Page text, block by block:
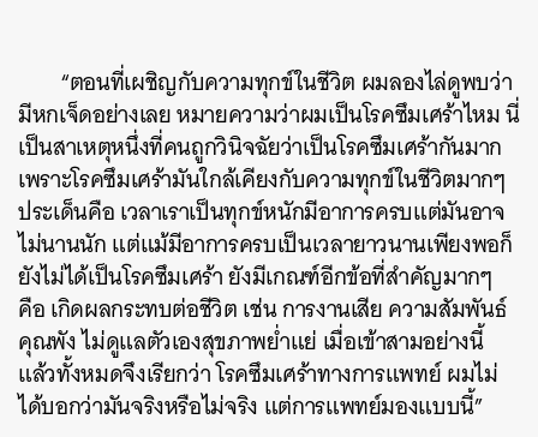
“ตอนที่เผชิญกับความทุกข์ในชีวิต ผมลองไล่ดูพบว่า
มีหกเจ็ดอย่างเลย หมายความว่าผมเป็นโรคซึมเศร้าไหม นี่
เป็นสาเหตุหนึ่งที่คนถูกวินิจฉัยว่าเป็นโรคซึมเศร้ากันมาก
เพราะโรคซึมเศร้ามันใกล้เคียงกับความทุกข์ในชีวิตมากๆ
ประเด็นคือ เวลาเราเป็นทุกข์หนักมีอาการครบแต่มันอาจ
ไม่นานนัก แต่แม้มีอาการครบเป็นเวลายาวนานเพียงพอก็
ยังไม่ได้เป็นโรคซึมเศร้า ยังมีเกณฑ์อีกข้อที่สำคัญมากๆ
คือ เกิดผลกระทบต่อชีวิต เช่น การงานเสีย ความสัมพันธ์
คุณพัง ไม่ดูแลตัวเองสุขภาพย่ำแย่ เมื่อเข้าสามอย่างนี้
แล้วทั้งหมดจึงเรียกว่า โรคซึมเศร้าทางการแพทย์ ผมไม่
ได้บอกว่ามันจริงหรือไม่จริง แต่การแพทย์มองแบบนี้”